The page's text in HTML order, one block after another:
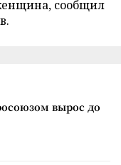
сообщил
вырос до